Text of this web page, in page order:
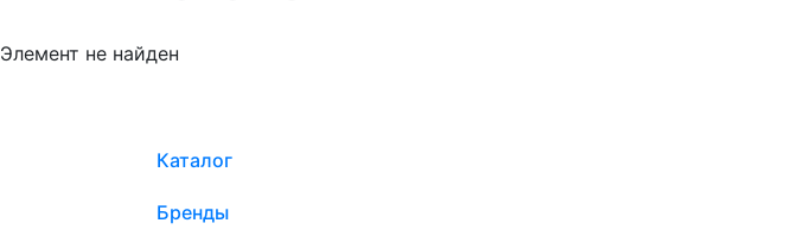
Элемент не найден
Каталог
Бренды